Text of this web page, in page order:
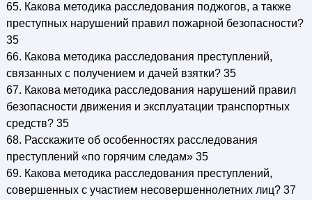
65. Какова методика расследования поджогов, а также
преступных нарушений правил пожарной безопасности?
35
66. Какова методика расследования преступлений,
связанных с получением и дачей взятки? 35
67. Какова методика расследования нарушений правил
безопасности движения и эксплуатации транспортных
средств? 35
68. Расскажите об особенностях расследования
преступлений «по горячим следам» 35
69. Какова методика расследования преступлений,
совершенных с участием несовершеннолетних лиц? 37